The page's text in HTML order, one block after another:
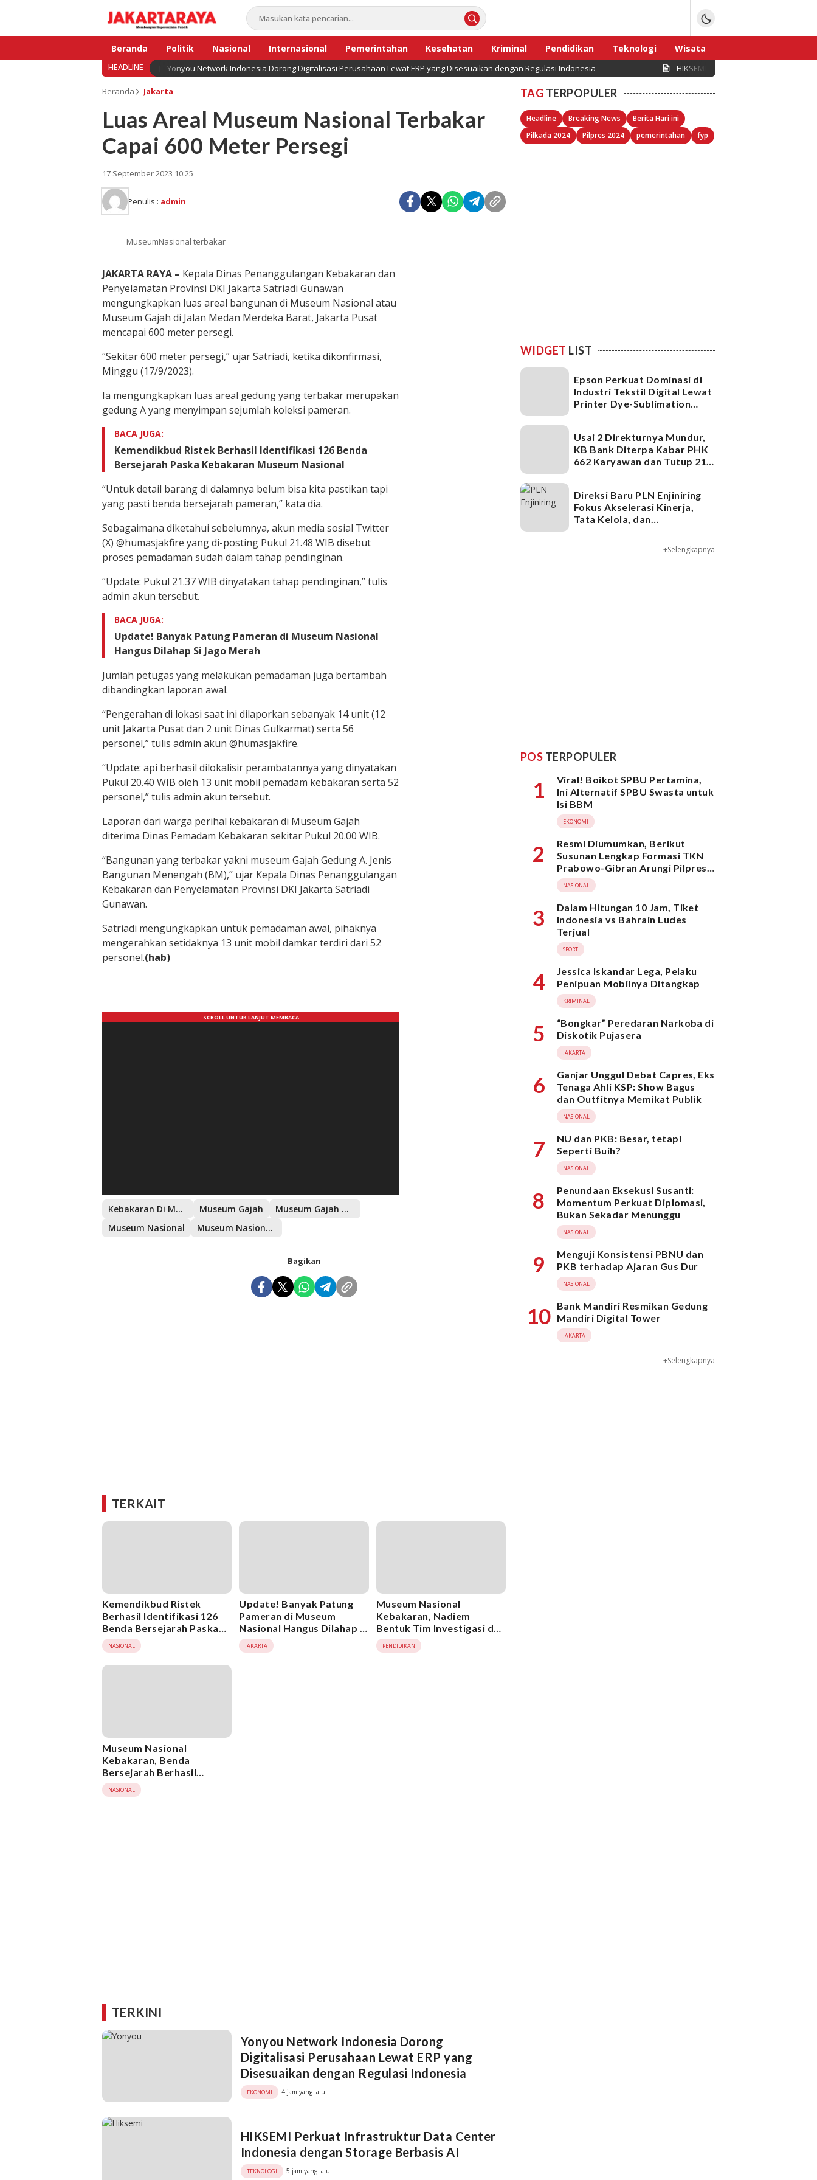
Beranda Politik Nasional Internasional Pemerintahan Kesehatan Kriminal Pendidikan Teknologi
Wisata
Bisnis
Sport
HEADLINE Yonyou Network Indonesia Dorong Digitalisasi Perusahaan Lewat ERP yang Disesuaikan dengan Regulasi Indonesia HIKSEMI Perkuat Infrastruktur Data
Beranda Jakarta
Luas Areal Museum Nasional Terbakar
Capai 600 Meter Persegi
17 September 2023 10:25
Penulis : admin
MuseumNasional terbakar
JAKARTA RAYA – Kepala Dinas Penanggulangan Kebakaran dan
Penyelamatan Provinsi DKI Jakarta Satriadi Gunawan
mengungkapkan luas areal bangunan di Museum Nasional atau
Museum Gajah di Jalan Medan Merdeka Barat, Jakarta Pusat
mencapai 600 meter persegi.
“Sekitar 600 meter persegi,” ujar Satriadi, ketika dikonfirmasi,
Minggu (17/9/2023).
Ia mengungkapkan luas areal gedung yang terbakar merupakan
gedung A yang menyimpan sejumlah koleksi pameran.
BACA JUGA:
Kemendikbud Ristek Berhasil Identifikasi 126 Benda
Bersejarah Paska Kebakaran Museum Nasional
“Untuk detail barang di dalamnya belum bisa kita pastikan tapi
yang pasti benda bersejarah pameran,” kata dia.
Sebagaimana diketahui sebelumnya, akun media sosial Twitter
(X) @humasjakfire yang di-posting Pukul 21.48 WIB disebut
proses pemadaman sudah dalam tahap pendinginan.
“Update: Pukul 21.37 WIB dinyatakan tahap pendinginan,” tulis
admin akun tersebut.
BACA JUGA:
Update! Banyak Patung Pameran di Museum Nasional
Hangus Dilahap Si Jago Merah
Jumlah petugas yang melakukan pemadaman juga bertambah
dibandingkan laporan awal.
“Pengerahan di lokasi saat ini dilaporkan sebanyak 14 unit (12
unit Jakarta Pusat dan 2 unit Dinas Gulkarmat) serta 56
personel,” tulis admin akun @humasjakfire.
“Update: api berhasil dilokalisir perambatannya yang dinyatakan
Pukul 20.40 WIB oleh 13 unit mobil pemadam kebakaran serta 52
personel,” tulis admin akun tersebut.
Laporan dari warga perihal kebakaran di Museum Gajah
diterima Dinas Pemadam Kebakaran sekitar Pukul 20.00 WIB.
“Bangunan yang terbakar yakni museum Gajah Gedung A. Jenis
Bangunan Menengah (BM),” ujar Kepala Dinas Penanggulangan
Kebakaran dan Penyelamatan Provinsi DKI Jakarta Satriadi
Gunawan.
Satriadi mengungkapkan untuk pemadaman awal, pihaknya
mengerahkan setidaknya 13 unit mobil damkar terdiri dari 52
personel.(hab)
Kebakaran Di Museum Nasional Museum Gajah
Museum Gajah Terbakar
Museum Nasional
Museum Nasional Terbakar
Bagikan
TERKAIT
Kemendikbud Ristek
Berhasil Identifikasi 126
Benda Bersejarah Paska
Kebakaran Museum
Nasional
NASIONAL
Update! Banyak Patung
Pameran di Museum
Nasional Hangus Dilahap Si
Jago Merah
JAKARTA
Museum Nasional
Kebakaran, Nadiem
Bentuk Tim Investigasi dan
Prioritaskan Artefak
PENDIDIKAN
Museum Nasional
Kebakaran, Benda
Bersejarah Berhasil
Diamankan
NASIONAL
TERKINI
Yonyou Network Indonesia Dorong
Digitalisasi Perusahaan Lewat ERP yang
Disesuaikan dengan Regulasi Indonesia
EKONOMI 4 jam yang lalu
HIKSEMI Perkuat Infrastruktur Data Center
Indonesia dengan Storage Berbasis AI
TEKNOLOGI 5 jam yang lalu
TAG TERPOPULER
Headline Breaking News
Berita Hari ini
Pilkada 2024
Pilpres 2024 pemerintahan fyp
WIDGET LIST
Epson Perkuat Dominasi di
Industri Tekstil Digital Lewat
Printer Dye-Sublimation
Usai 2 Direkturnya Mundur,
KB Bank Diterpa Kabar PHK
662 Karyawan dan Tutup 21
Direksi Baru PLN Enjiniring
Fokus Akselerasi Kinerja,
Tata Kelola, dan
+Selengkapnya
POS TERPOPULER
1
Viral! Boikot SPBU Pertamina,
Ini Alternatif SPBU Swasta untuk
Isi BBM
EKONOMI
2
Resmi Diumumkan, Berikut
Susunan Lengkap Formasi TKN
Prabowo-Gibran Arungi Pilpres
2024, Ada Ridwan Kamil hingga
Suami Yenny Wahid
NASIONAL
3
Dalam Hitungan 10 Jam, Tiket
Indonesia vs Bahrain Ludes
Terjual
SPORT
4
Jessica Iskandar Lega, Pelaku
Penipuan Mobilnya Ditangkap
KRIMINAL
5
“Bongkar” Peredaran Narkoba di
Diskotik Pujasera
JAKARTA
6
Ganjar Unggul Debat Capres, Eks
Tenaga Ahli KSP: Show Bagus
dan Outfitnya Memikat Publik
NASIONAL
7
NU dan PKB: Besar, tetapi
Seperti Buih?
NASIONAL
8
Penundaan Eksekusi Susanti:
Momentum Perkuat Diplomasi,
Bukan Sekadar Menunggu
NASIONAL
9
Menguji Konsistensi PBNU dan
PKB terhadap Ajaran Gus Dur
NASIONAL
10 Bank Mandiri Resmikan Gedung
Mandiri Digital Tower
JAKARTA
+Selengkapnya